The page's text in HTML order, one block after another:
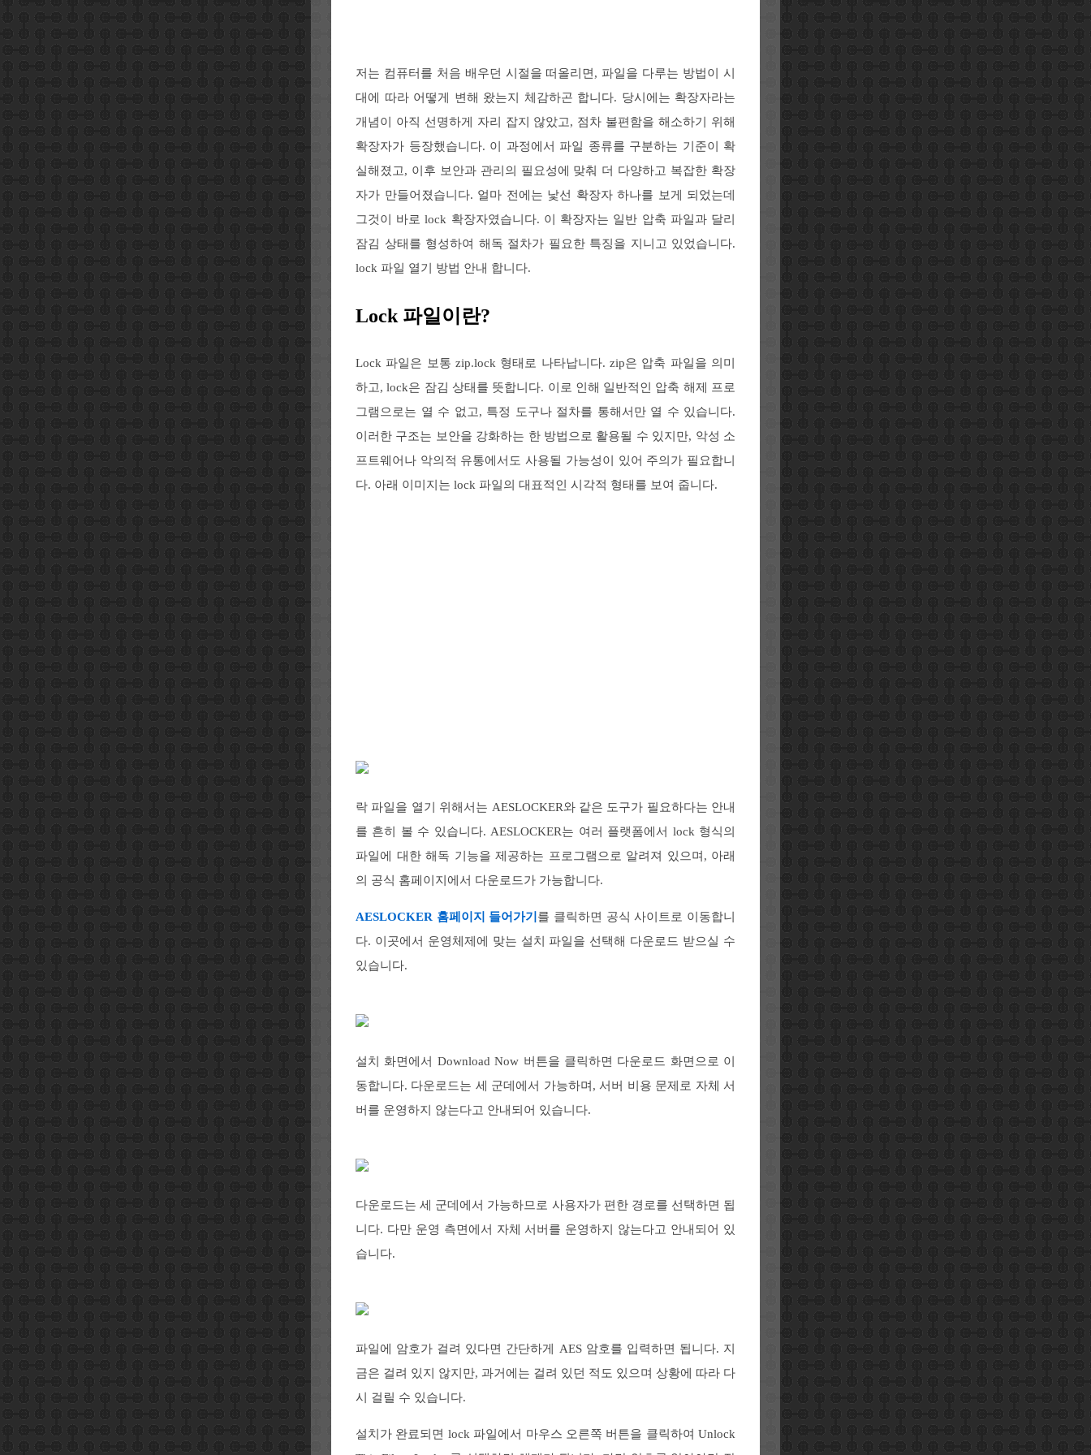
저는 컴퓨터를 처음 배우던 시절을 떠올리면, 파일을 다루는 방법이 시
대에 따라 어떻게 변해 왔는지 체감하곤 합니다. 당시에는 확장자라는
개념이 아직 선명하게 자리 잡지 않았고, 점차 불편함을 해소하기 위해
확장자가 등장했습니다. 이 과정에서 파일 종류를 구분하는 기준이 확
실해졌고, 이후 보안과 관리의 필요성에 맞춰 더 다양하고 복잡한 확장
자가 만들어졌습니다. 얼마 전에는 낯선 확장자 하나를 보게 되었는데
그것이 바로 lock 확장자였습니다. 이 확장자는 일반 압축 파일과 달리
잠김 상태를 형성하여 해독 절차가 필요한 특징을 지니고 있었습니다.
lock 파일 열기 방법 안내 합니다.
Lock 파일이란?
Lock 파일은 보통 zip.lock 형태로 나타납니다. zip은 압축 파일을 의미
하고, lock은 잠김 상태를 뜻합니다. 이로 인해 일반적인 압축 해제 프로
그램으로는 열 수 없고, 특정 도구나 절차를 통해서만 열 수 있습니다.
이러한 구조는 보안을 강화하는 한 방법으로 활용될 수 있지만, 악성 소
프트웨어나 악의적 유통에서도 사용될 가능성이 있어 주의가 필요합니
다. 아래 이미지는 lock 파일의 대표적인 시각적 형태를 보여 줍니다.
락 파일을 열기 위해서는 AESLOCKER와 같은 도구가 필요하다는 안내
를 흔히 볼 수 있습니다. AESLOCKER는 여러 플랫폼에서 lock 형식의
파일에 대한 해독 기능을 제공하는 프로그램으로 알려져 있으며, 아래
의 공식 홈페이지에서 다운로드가 가능합니다.
AESLOCKER 홈페이지 들어가기 를 클릭하면 공식 사이트로 이동합니
다. 이곳에서 운영체제에 맞는 설치 파일을 선택해 다운로드 받으실 수
있습니다.
설치 화면에서 Download Now 버튼을 클릭하면 다운로드 화면으로 이
동합니다. 다운로드는 세 군데에서 가능하며, 서버 비용 문제로 자체 서
버를 운영하지 않는다고 안내되어 있습니다.
다운로드는 세 군데에서 가능하므로 사용자가 편한 경로를 선택하면 됩
니다. 다만 운영 측면에서 자체 서버를 운영하지 않는다고 안내되어 있
습니다.
파일에 암호가 걸려 있다면 간단하게 AES 암호를 입력하면 됩니다. 지
금은 걸려 있지 않지만, 과거에는 걸려 있던 적도 있으며 상황에 따라 다
시 걸릴 수 있습니다.
설치가 완료되면 lock 파일에서 마우스 오른쪽 버튼을 클릭하여 Unlock